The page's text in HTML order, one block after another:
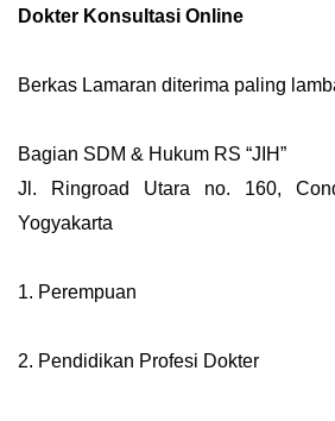
Dokter Konsultasi Online
Berkas Lamaran diterima paling
Bagian SDM & Hukum RS “JIH”
Jl. Ringroad Utara no. 160,
Yogyakarta
1. Perempuan
2. Pendidikan Profesi Dokter